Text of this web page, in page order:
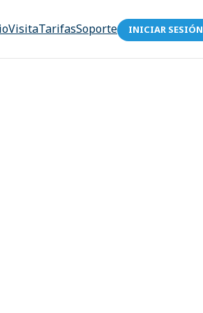
VisitaTarifasSoporte INICIAR SESIÓN